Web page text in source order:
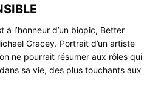
à l’honneur d’un biopic, Better
Gracey. Portrait d’un artiste
ne pourrait résumer aux rôles qui
sa vie, des plus touchants aux